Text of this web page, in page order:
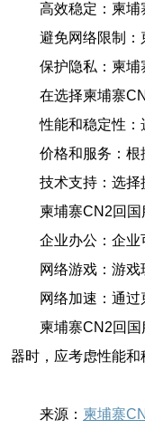
高效稳定：柬
避免网络限制
保护隐私：柬
在选择柬埔寨
性能和稳定性
价格和服务：
技术支持：选
柬埔寨CN2回国
企业办公：企
网络游戏：游
网络加速：通
柬埔寨CN2回
器时，应考虑性能
来源： 柬埔寨